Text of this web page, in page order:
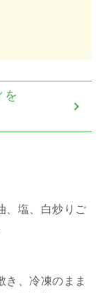
を
、塩、白炒りご
き、冷凍のまま